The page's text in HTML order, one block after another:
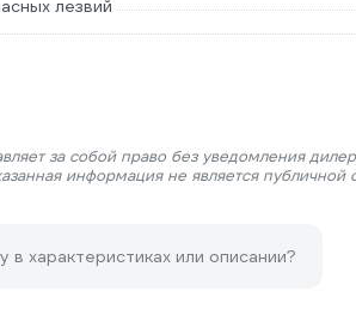
лезвий
за собой право без уведомления
информация не является публичной
в характеристиках или описании?